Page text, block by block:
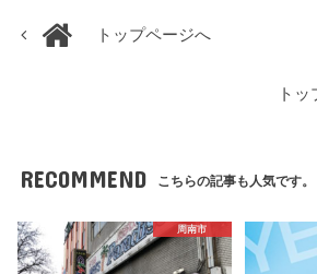
トップページへ
ト
RECOMMEND こちらの記事も人気です。
周南市